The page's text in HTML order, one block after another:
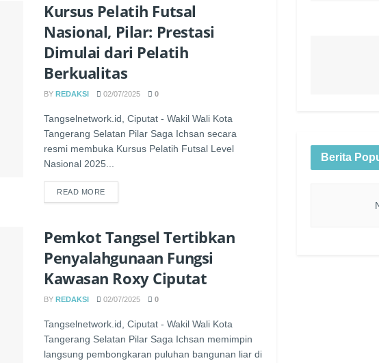
Kursus Pelatih Futsal
Nasional, Pilar: Prestasi
Dimulai dari Pelatih
Berkualitas
BY REDAKSI 02/07/2025 0
Tangselnetwork.id, Ciputat - Wakil Wali Kota
Tangerang Selatan Pilar Saga Ichsan secara
resmi membuka Kursus Pelatih Futsal Level
Nasional 2025...
READ MORE
Pemkot Tangsel Tertibkan
Penyalahgunaan Fungsi
Kawasan Roxy Ciputat
BY REDAKSI 02/07/2025 0
Tangselnetwork.id, Ciputat - Wakil Wali Kota
Tangerang Selatan Pilar Saga Ichsan memimpin
langsung pembongkaran puluhan bangunan liar di
Berita